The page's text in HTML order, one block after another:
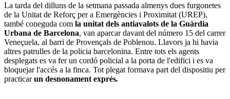
La tarda del dilluns de la setmana passada almenys dues furgonetes
de la Unitat de Reforç per a Emergències i Proximitat (UREP),
també coneguda com la unitat dels antiavalots de la Guàrdia
Urbana de Barcelona, van aparcar davant del número 15 del carrer
Veneçuela, al barri de Provençals de Poblenou. Llavors ja hi havia
altres patrulles de la policia barcelonina. Entre tots els agents
desplegats es va fer un cordó policial a la porta de l'edifici i es va
bloquejar l'accés a la finca. Tot plegat formava part del dispositiu per
practicarun desnonament exprés.